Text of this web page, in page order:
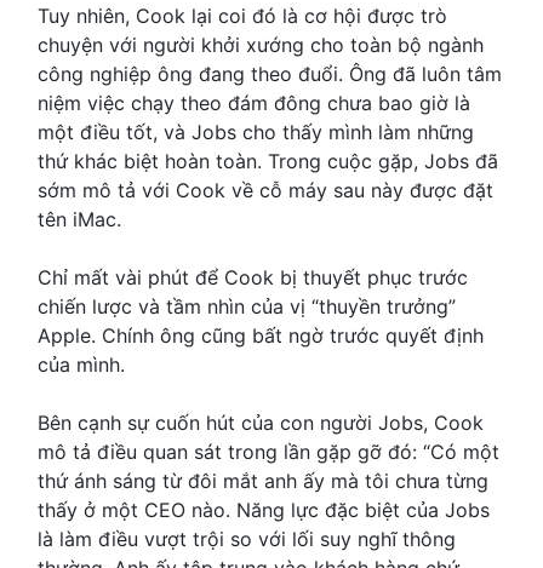
Tuy nhiên, Cook lại coi đó là cơ hội được trò
chuyện với người khởi xướng cho toàn bộ ngành
công nghiệp ông đang theo đuổi. Ông đã luôn tâm
niệm việc chạy theo đám đông chưa bao giờ là
một điều tốt, và Jobs cho thấy mình làm những
thứ khác biệt hoàn toàn. Trong cuộc gặp, Jobs đã
sớm mô tả với Cook về cỗ máy sau này được đặt
tên iMac.
Chỉ mất vài phút để Cook bị thuyết phục trước
chiến lược và tầm nhìn của vị “thuyền trưởng”
Apple. Chính ông cũng bất ngờ trước quyết định
của mình.
Bên cạnh sự cuốn hút của con người Jobs, Cook
mô tả điều quan sát trong lần gặp gỡ đó: “Có một
thứ ánh sáng từ đôi mắt anh ấy mà tôi chưa từng
thấy ở một CEO nào. Năng lực đặc biệt của Jobs
là làm điều vượt trội so với lối suy nghĩ thông